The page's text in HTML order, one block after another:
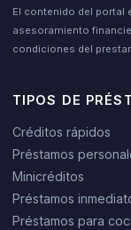
El contenido del portal
asesoramiento
condiciones del
TIPOS DE
Créditos rápidos
Préstamos
Minicréditos
Préstamos
Préstamos para